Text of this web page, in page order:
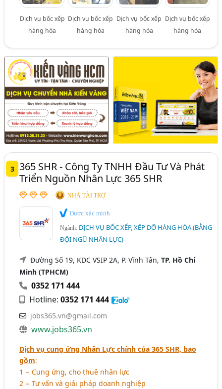
Dịch vụ bốc xếp
hàng hóa
Dịch vụ bốc xếp
hàng hóa
Dịch vụ bốc xếp
hàng hóa
Dịch vụ bốc xếp
hàng hóa
3 365 SHR - Công Ty TNHH Đầu Tư Và Phát
Triển Nguồn Nhân Lực 365 SHR
NHÀ TÀI TRỢ
Được xác minh
Ngành: DỊCH VỤ BỐC XẾP, XẾP DỠ HÀNG HÓA (BẰNG
ĐỘI NGŨ NHÂN LỰC)
Đường Số 19, KDC VSIP 2A, P. Vĩnh Tân,TP. Hồ Chí
Minh (TPHCM)
0352 171 444
Hotline:0352 171 444
jobs365.vn@gmail.com
www.jobs365.vn
Dịch vụ cung ứng Nhân Lực chính của 365 SHR, bao
gồm:
1 − Cung ứng, cho thuê nhân lực
2 − Tư vấn và giải pháp doanh nghiệp